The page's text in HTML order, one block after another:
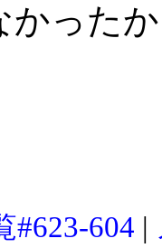
かった
#623-604 |